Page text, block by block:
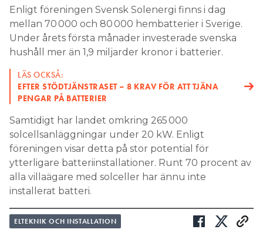
Enligt föreningen Svensk Solenergi finns i dag
mellan 70 000 och 80 000 hembatterier i Sverige.
Under årets första månader investerade svenska
hushåll mer än 1,9 miljarder kronor i batterier.
LÄS OCKSÅ:
EFTER STÖDTJÄNSTRASET – 8 KRAV FÖR ATT TJÄNA
PENGAR PÅ BATTERIER
Samtidigt har landet omkring 265 000
solcellsanläggningar under 20 kW. Enligt
föreningen visar detta på stor potential för
ytterligare batteriinstallationer. Runt 70 procent av
alla villaägare med solceller har ännu inte
installerat batteri.
ELTEKNIK OCH INSTALLATION